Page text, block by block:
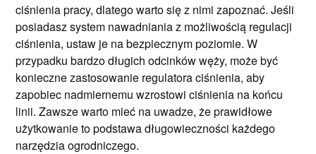
ciśnienia pracy, dlatego warto się z nimi zapoznać. Jeśli
posiadasz system nawadniania z możliwością regulacji
ciśnienia, ustaw je na bezpiecznym poziomie. W
przypadku bardzo długich odcinków węży, może być
konieczne zastosowanie regulatora ciśnienia, aby
zapobiec nadmiernemu wzrostowi ciśnienia na końcu
linii. Zawsze warto mieć na uwadze, że prawidłowe
użytkowanie to podstawa długowieczności każdego
narzędzia ogrodniczego.